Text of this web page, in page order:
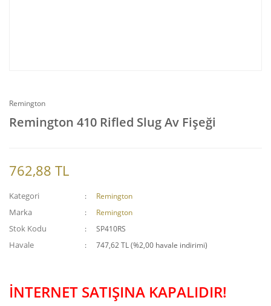
Remington
Remington 410 Rifled Slug Av Fişeği
762,88 TL
Kategori Remington
Marka Remington
Stok Kodu SP410RS
Havale 747,62 TL (%2,00 havale indirimi)
İNTERNET SATIŞINA KAPALIDIR!